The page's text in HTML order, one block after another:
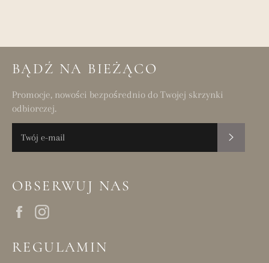
BĄDŹ NA BIEŻĄCO
Promocje, nowości bezpośrednio do Twojej skrzynki
odbiorczej.
OBSERWUJ NAS
Facebook
REGULAMIN